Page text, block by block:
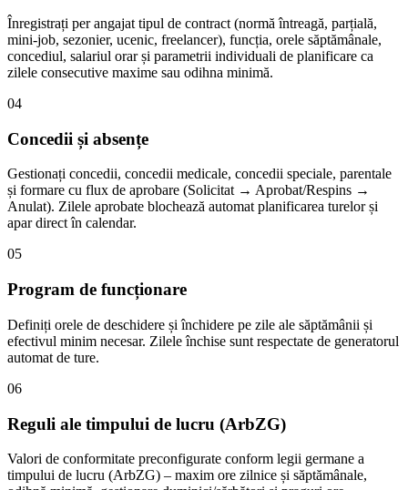
Înregistrați per angajat tipul de contract (normă întreagă, parțială,
mini-job, sezonier, ucenic, freelancer), funcția, orele săptămânale,
concediul, salariul orar și parametrii individuali de planificare ca
zilele consecutive maxime sau odihna minimă.
04
Concedii și absențe
Gestionați concedii, concedii medicale, concedii speciale, parentale
și formare cu flux de aprobare (Solicitat → Aprobat/Respins →
Anulat). Zilele aprobate blochează automat planificarea turelor și
apar direct în calendar.
05
Program de funcționare
Definiți orele de deschidere și închidere pe zile ale săptămânii și
efectivul minim necesar. Zilele închise sunt respectate de generatorul
automat de ture.
06
Reguli ale timpului de lucru (ArbZG)
Valori de conformitate preconfigurate conform legii germane a
timpului de lucru (ArbZG) – maxim ore zilnice și săptămânale,